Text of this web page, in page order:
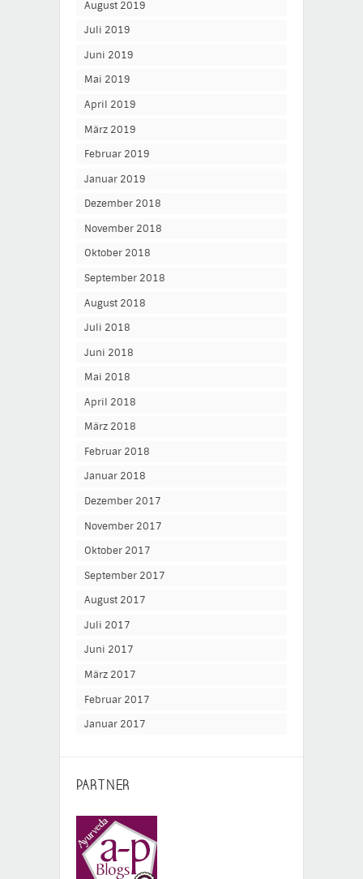
August 2019
Juli 2019
Juni 2019
Mai 2019
April 2019
März 2019
Februar 2019
Januar 2019
Dezember 2018
November 2018
Oktober 2018
September 2018
August 2018
Juli 2018
Juni 2018
Mai 2018
April 2018
März 2018
Februar 2018
Januar 2018
Dezember 2017
November 2017
Oktober 2017
September 2017
August 2017
Juli 2017
Juni 2017
März 2017
Februar 2017
Januar 2017
PARTNER